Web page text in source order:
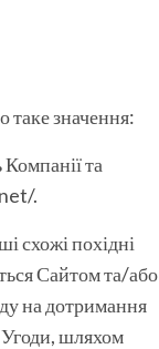
таке значення:
та
.
схожі похідні
Сайтом та/або
на дотримання
Угоди, шляхом